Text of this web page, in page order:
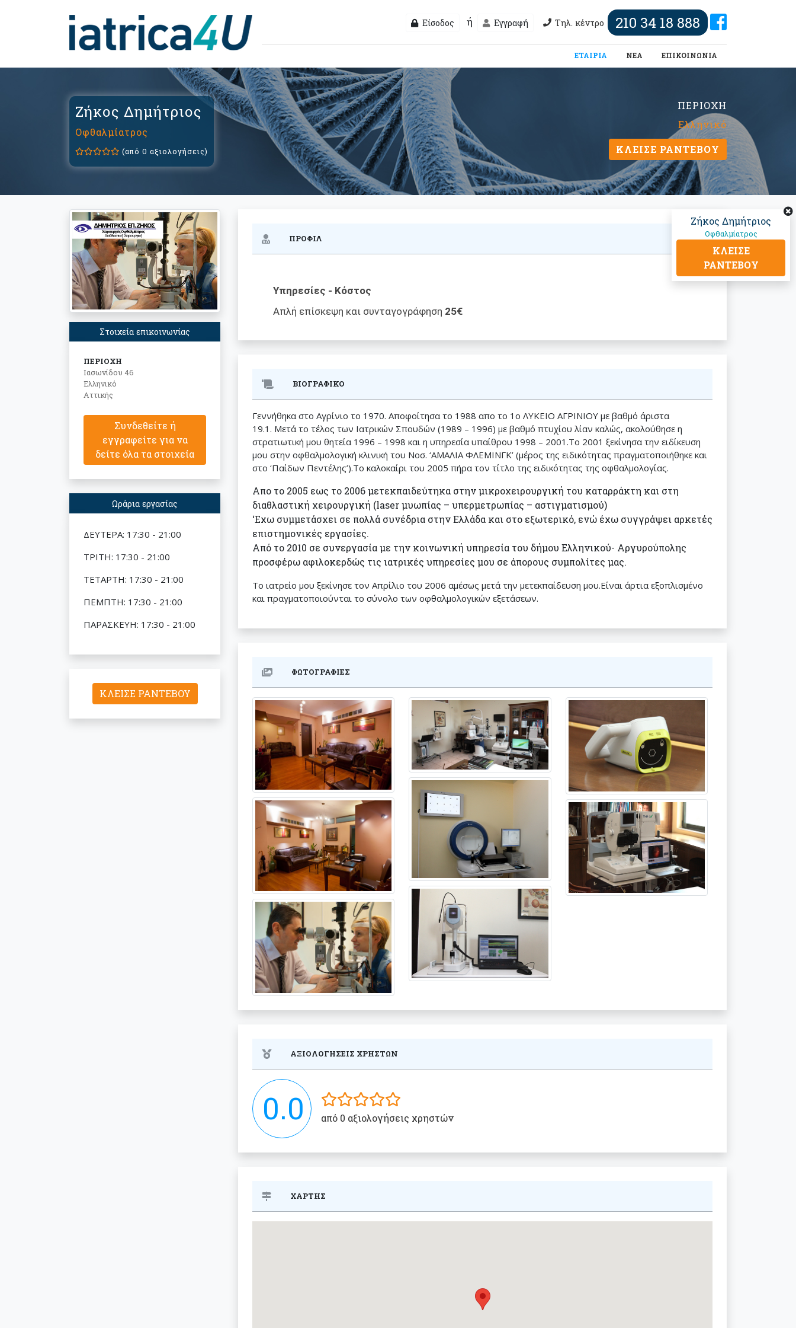
Είσοδος ή Εγγραφή Τηλ. κέντρο 210 34 18 888
ΕΤΑΙΡΙΑ (τωρινή)
ΝΕΑ ΕΠΙΚΟΙΝΩΝΙΑ
Ζήκος Δημήτριος
Οφθαλμίατρος
(από 0 αξιολογήσεις)
ΠΕΡΙΟΧΗ
Ελληνικό
ΚΛΕΙΣΕ ΡΑΝΤΕΒΟΥ
Στοιχεία επικοινωνίας
ΠΕΡΙΟΧΗ
Ιασωνίδου 46
Ελληνικό
Αττικής
Συνδεθείτε ή
εγγραφείτε για να
δείτε όλα τα στοιχεία
Ωράρια εργασίας
ΔΕΥΤΕΡΑ: 17:30 - 21:00
ΤΡΙΤΗ: 17:30 - 21:00
ΤΕΤΑΡΤΗ: 17:30 - 21:00
ΠΕΜΠΤΗ: 17:30 - 21:00
ΠΑΡΑΣΚΕΥΗ: 17:30 - 21:00
ΚΛΕΙΣΕ ΡΑΝΤΕΒΟΥ
ΠΡΟΦΙΛ
Υπηρεσίες - Κόστος
Απλή επίσκεψη και συνταγογράφηση 25€
ΒΙΟΓΡΑΦΙΚΟ
Γεννήθηκα στο Αγρίνιο το 1970. Αποφοίτησα το 1988 απο το 1ο ΛΥΚΕΙΟ ΑΓΡΙΝΙΟΥ με βαθμό άριστα
19.1. Μετά το τέλος των Ιατρικών Σπουδών (1989 – 1996) με βαθμό πτυχίου λίαν καλώς, ακολούθησε η
στρατιωτική μου θητεία 1996 – 1998 και η υπηρεσία υπαίθρου 1998 – 2001.Το 2001 ξεκίνησα την ειδίκευση
μου στην οφθαλμολογική κλινική του Νοσ. ‘ΑΜΑΛΙΑ ΦΛΕΜΙΝΓΚ’ (μέρος της ειδικότητας πραγματοποιήθηκε και
στο ‘Παίδων Πεντέλης’).Το καλοκαίρι του 2005 πήρα τον τίτλο της ειδικότητας της οφθαλμολογίας.
Απο το 2005 εως το 2006 μετεκπαιδεύτηκα στην μικροχειρουργική του καταρράκτη και στη
διαθλαστική χειρουργική (laser μυωπίας – υπερμετρωπίας – αστιγματισμού)
‘Εχω συμμετάσχει σε πολλά συνέδρια στην Ελλάδα και στο εξωτερικό, ενώ έχω συγγράψει αρκετές
επιστημονικές εργασίες.
Από το 2010 σε συνεργασία με την κοινωνική υπηρεσία του δήμου Ελληνικού- Αργυρούπολης
προσφέρω αφιλοκερδώς τις ιατρικές υπηρεσίες μου σε άπορους συμπολίτες μας.
Το ιατρείο μου ξεκίνησε τον Απρίλιο του 2006 αμέσως μετά την μετεκπαίδευση μου.Είναι άρτια εξοπλισμένο
και πραγματοποιούνται το σύνολο των οφθαλμολογικών εξετάσεων.
ΦΩΤΟΓΡΑΦΙΕΣ
ΑΞΙΟΛΟΓΗΣΕΙΣ ΧΡΗΣΤΩΝ
0.0 από 0 αξιολογήσεις χρηστών
ΧΑΡΤΗΣ
Ζήκος Δημήτριος
Οφθαλμίατρος
ΚΛΕΙΣΕ
ΡΑΝΤΕΒΟΥ